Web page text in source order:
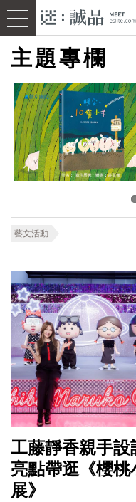
主題專欄
藝文活動
工藤靜香親手設
亮點帶逛《櫻桃
展》